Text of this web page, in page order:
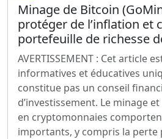
Minage de Bitcoin
protéger de l’inflation et
portefeuille de richesse
AVERTISSEMENT : Cet article
informatives et éducatives
constitue pas un conseil
d’investissement. Le minage
en cryptomonnaies
importants, y compris la perte